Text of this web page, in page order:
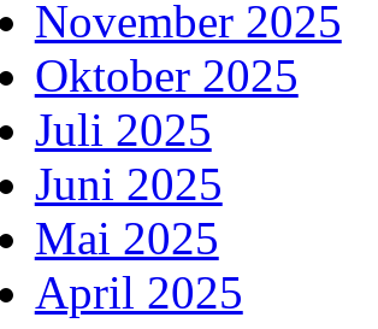
November 2025
Oktober 2025
Juli 2025
Juni 2025
Mai 2025
April 2025